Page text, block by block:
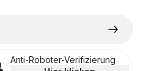
Anti-Roboter-Verifizierung